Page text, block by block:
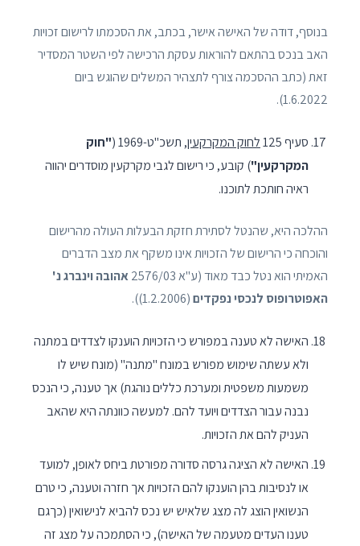
בנוסף, דודה של האישה אישר, בכתב, את הסכמתו לרישום זכויות
האב בנכס בהתאם להוראות עסקת הרכישה לפי השטר המסדיר
זאת (כתב ההסכמה צורף לתצהיר המשלים שהוגש ביום
1.6.2022).
סעיף 125 לחוק המקרקעין, תשכ"ט-1969 (
"חוק
המקרקעין") קובע, כי רישום לגבי מקרקעין מוסדרים יהווה
ראיה חותכת לתוכנו.
ההלכה היא, שהנטל לסתירת חזקת הבעלות העולה מהרישום
והוכחה כי הרישום של הזכויות אינו משקף את מצב הדברים
האמיתי הוא נטל כבד מאוד (ע"א 2576/03
אהובה וינברג נ'
האפוטרופוס לנכסי נפקדים(1.2.2006)).
האישה לא טענה במפורש כי הזכויות הוענקו לצדדים במתנה
ולא עשתה שימוש מפורש במונח "מתנה" (מונח שיש לו
משמעות משפטית ומערכת כללים נוהגת) אך טענה, כי הנכס
נבנה עבור הצדדים ויועד להם. למעשה כוונתה היא שהאב
העניק להם את הזכויות.
האישה לא הציגה גרסה סדורה מפורטת ביחס לאופן, למועד
או לנסיבות בהן הוענקו להם הזכויות אך חזרה וטענה, כי טרם
הנשואין הוצג לה מצג שלאיש יש נכס להביא לנישואין (כךגם
טענו העדים מטעמה של האישה), כי הסתמכה על מצג זה